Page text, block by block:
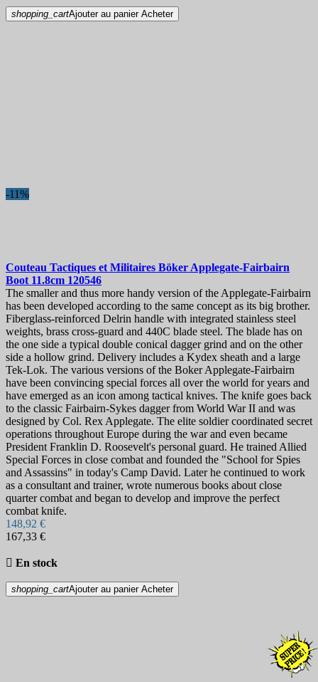
shopping_cartAjouter au panier Acheter
-11%
Couteau Tactiques et Militaires Böker Applegate-Fairbairn
Boot 11.8cm 120546
The smaller and thus more handy version of the Applegate-Fairbairn
has been developed according to the same concept as its big brother.
Fiberglass-reinforced Delrin handle with integrated stainless steel
weights, brass cross-guard and 440C blade steel. The blade has on
the one side a typical double conical dagger grind and on the other
side a hollow grind. Delivery includes a Kydex sheath and a large
Tek-Lok. The various versions of the Boker Applegate-Fairbairn
have been convincing special forces all over the world for years and
have emerged as an icon among tactical knives. The knife goes back
to the classic Fairbairn-Sykes dagger from World War II and was
designed by Col. Rex Applegate. The elite soldier coordinated secret
operations throughout Europe during the war and even became
President Franklin D. Roosevelt's personal guard. He trained Allied
Special Forces in close combat and founded the "School for Spies
and Assassins" in today's Camp David. Later he continued to work
as a consultant and trainer, wrote numerous books about close
quarter combat and began to develop and improve the perfect
combat knife.
148,92 €
167,33 €
 En stock
shopping_cartAjouter au panier Acheter